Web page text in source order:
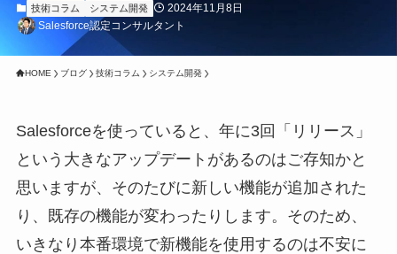
技術コラム システム開発
2024年11月8日
Salesforce認定コンサルタント
HOME ブログ 技術コラム システム開発
Salesforceを使っていると、年に3回「リリース」
という大きなアップデートがあるのはご存知かと
思いますが、そのたびに新しい機能が追加された
り、既存の機能が変わったりします。そのため、
いきなり本番環境で新機能を使用するのは不安に